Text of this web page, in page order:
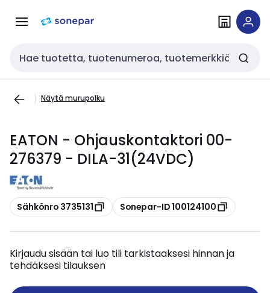
navigointiinsisältöön
Haku
Näytä murupolku
EATON - Ohjauskontaktori 00-
276379 - DILA-31(24VDC)
Kopioi
Sähkönro 3735131 Kopioi
Sonepar-ID 100124100
Kirjaudu sisään tai luo tili tarkistaaksesi hinnan ja
tehdäksesi tilauksen